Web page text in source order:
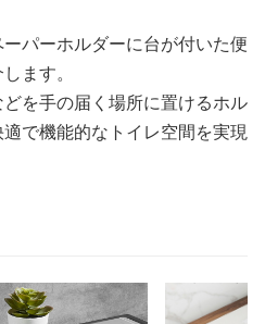
パーホルダーに台が付いた便
ます。
を手の届く場所に置けるホル
で機能的なトイレ空間を実現